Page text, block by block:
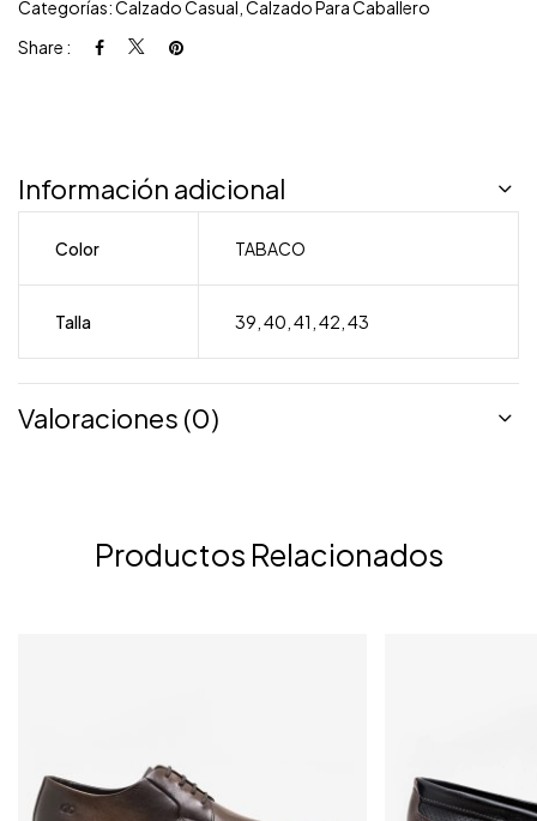
Categorías:Calzado Casual Calzado Para Caballero
Share :
Información adicional
Color TABACO
Talla 39 40 41 42 43
Valoraciones (0)
Productos Relacionados